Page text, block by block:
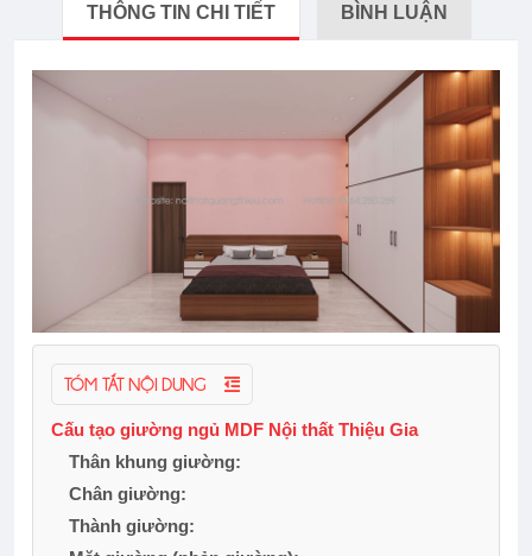
THÔNG TIN CHI TIẾT BÌNH LUẬN
TÓM TẮT NỘI DUNG
Cấu tạo giường ngủ MDF Nội thất Thiệu Gia
Thân khung giường:
Chân giường:
Thành giường: